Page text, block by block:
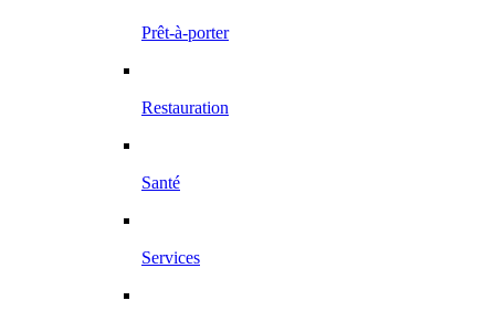
Prêt-à-porter
Restauration
Santé
Services